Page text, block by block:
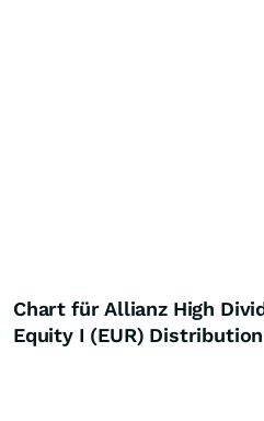
Chart für Allianz High
Equity I (EUR)